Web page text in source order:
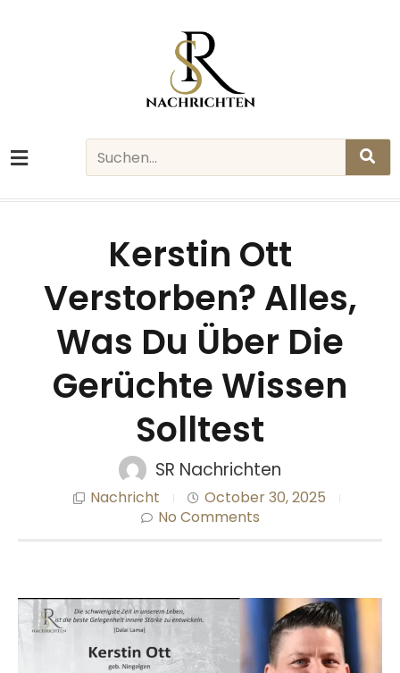
Kerstin Ott
Verstorben? Alles,
Was Du Über Die
Gerüchte Wissen
Solltest
SR Nachrichten
Nachricht
October 30, 2025
No Comments